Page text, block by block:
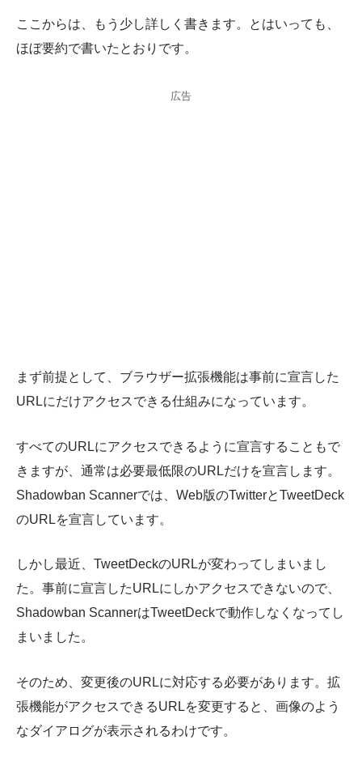
ここからは、もう少し詳しく書きます。とはいっても、
ほぼ要約で書いたとおりです。
広告
まず前提として、ブラウザー拡張機能は事前に宣言した
URLにだけアクセスできる仕組みになっています。
すべてのURLにアクセスできるように宣言することもで
きますが、通常は必要最低限のURLだけを宣言します。
Shadowban Scannerでは、Web版のTwitterとTweetDeck
のURLを宣言しています。
しかし最近、TweetDeckのURLが変わってしまいまし
た。事前に宣言したURLにしかアクセスできないので、
Shadowban ScannerはTweetDeckで動作しなくなってし
まいました。
そのため、変更後のURLに対応する必要があります。拡
張機能がアクセスできるURLを変更すると、画像のよう
なダイアログが表示されるわけです。